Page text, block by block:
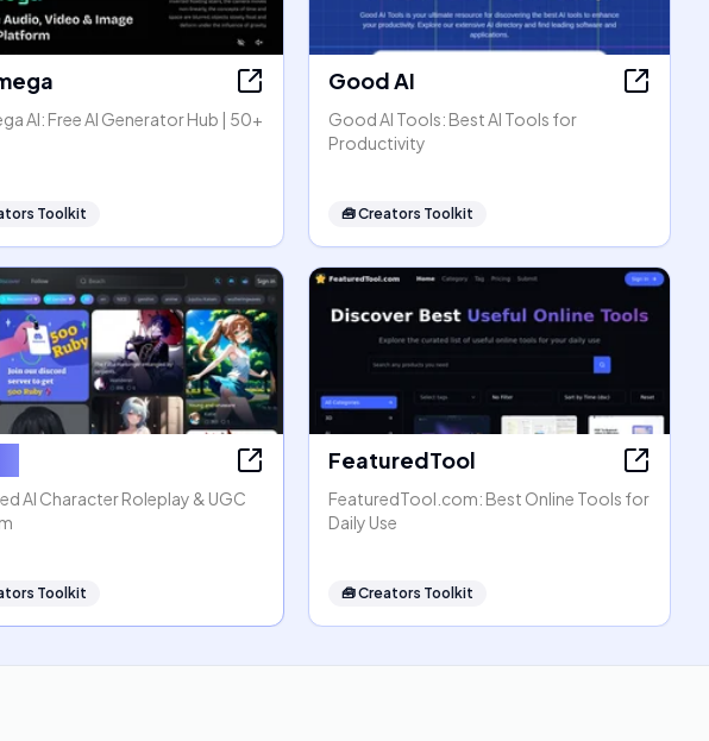
AI: Free AI Generator Hub | 50+
Toolkit
Good AI
Good AI Tools: Best AI Tools for
Productivity
🧰Creators Toolkit
AI Character Roleplay & UGC
Toolkit
FeaturedTool
FeaturedTool.com: Best Online Tools for
Daily Use
🧰Creators Toolkit